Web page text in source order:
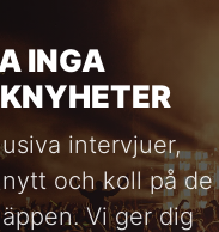
INGA
intervjuer,
och koll på de
Vi ger dig